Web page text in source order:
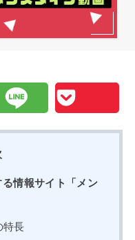
情報サイト「メン
特長